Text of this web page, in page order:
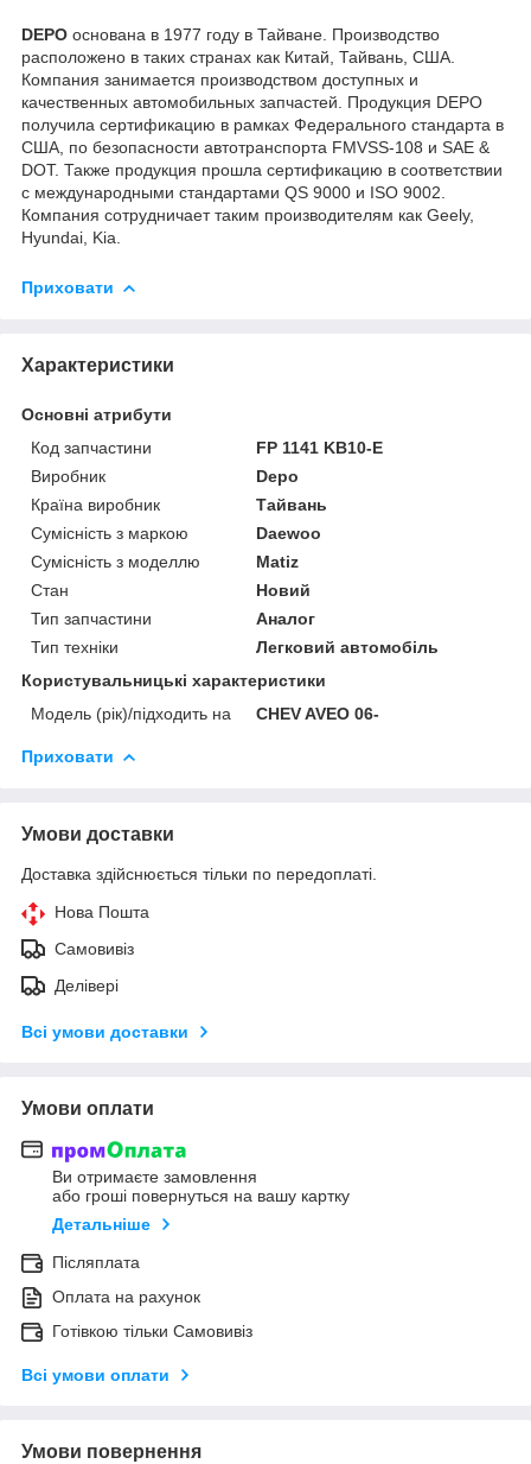
DEPO основана в 1977 году в Тайване. Производство
расположено в таких странах как Китай, Тайвань, США.
Компания занимается производством доступных и
качественных автомобильных запчастей. Продукция DEPO
получила сертификацию в рамках Федерального стандарта в
США, по безопасности автотранспорта FMVSS-108 и SAE &
DOT. Также продукция прошла сертификацию в соответствии
с международными стандартами QS 9000 и ISO 9002.
Компания сотрудничает таким производителям как Geely,
Hyundai, Kia.
Приховати
Характеристики
Основні атрибути
Код запчастини
FP 1141 KB10-E
Виробник
Depo
Країна виробник
Тайвань
Сумісність з маркою
Daewoo
Сумісність з моделлю
Matiz
Стан
Новий
Тип запчастини
Аналог
Тип техніки
Легковий автомобіль
Користувальницькі характеристики
Модель (рік)/підходить на
CHEV AVEO 06-
Приховати
Умови доставки
Доставка здійснюється тільки по передоплаті.
Нова Пошта
Самовивіз
Делівері
Всі умови доставки
Умови оплати
Ви отримаєте замовлення
або гроші повернуться на вашу картку
Детальніше
Післяплата
Оплата на рахунок
Готівкою тільки Самовивіз
Всі умови оплати
Умови повернення